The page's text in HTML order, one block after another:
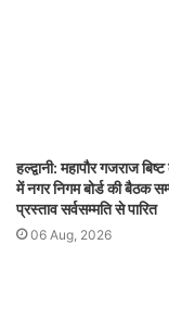
हल्द्वानी: महापौर गजराज
में नगर निगम बोर्ड की बैठक
प्रस्ताव सर्वसम्मति से पारित
06 Aug, 2026